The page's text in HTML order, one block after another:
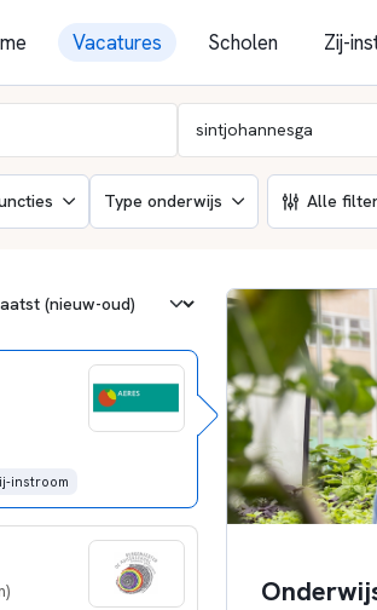
Vacatures Scholen Zij-
Type onderwijs Alle
instroom